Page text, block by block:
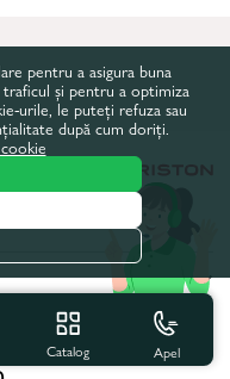
Catalog Apel
pentru a asigura buna
și pentru a optimiza
urile, le puteți refuza sau
după cum doriți.